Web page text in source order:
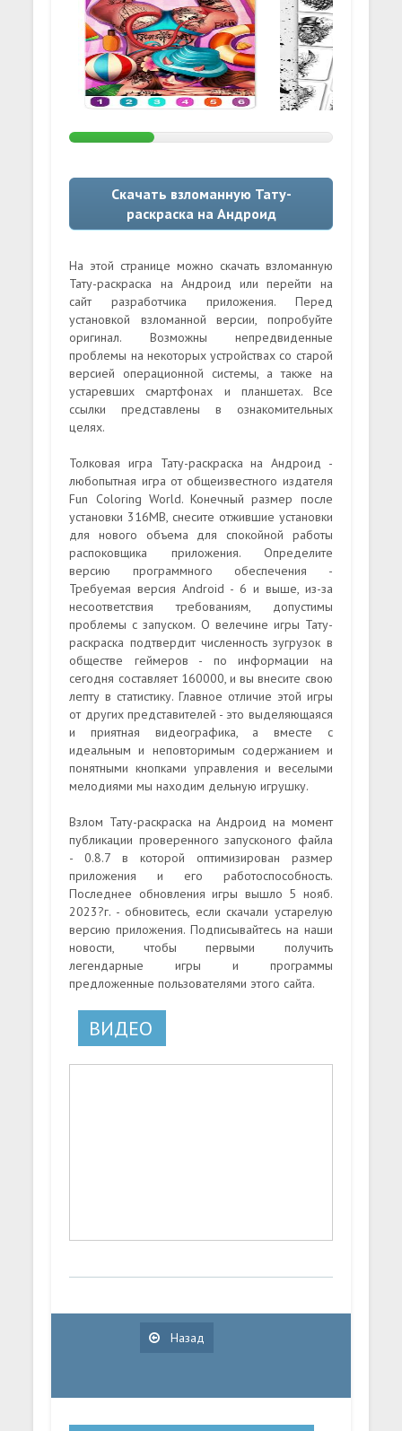
Скачать взломанную Тату-
раскраска на Андроид
На этой странице можно скачать взломанную
Тату-раскраска на Андроид или перейти на
сайт разработчика приложения. Перед
установкой взломанной версии, попробуйте
оригинал. Возможны непредвиденные
проблемы на некоторых устройствах со старой
версией операционной системы, а также на
устаревших смартфонах и планшетах. Все
ссылки представлены в ознакомительных
целях.
Толковая игра Тату-раскраска на Андроид -
любопытная игра от общеизвестного издателя
Fun Coloring World. Конечный размер после
установки 316MB, снесите отжившие установки
для нового объема для спокойной работы
распоковщика приложения. Определите
версию программного обеспечения -
Требуемая версия Android - 6 и выше, из-за
несоответствия требованиям, допустимы
проблемы с запуском. О велечине игры Тату-
раскраска подтвердит численность зугрузок в
обществе геймеров - по информации на
сегодня составляет 160000, и вы внесите свою
лепту в статистику. Главное отличие этой игры
от других представителей - это выделяющаяся
и приятная видеографика, а вместе с
идеальным и неповторимым содержанием и
понятными кнопками управления и веселыми
мелодиями мы находим дельную игрушку.
Взлом Тату-раскраска на Андроид на момент
публикации проверенного запусконого файла
- 0.8.7 в которой оптимизирован размер
приложения и его работоспособность.
Последнее обновления игры вышло 5 нояб.
2023?г. - обновитесь, если скачали устарелую
версию приложения. Подписывайтесь на наши
новости, чтобы первыми получить
легендарные игры и программы
предложенные пользователями этого сайта.
ВИДЕО
Назад